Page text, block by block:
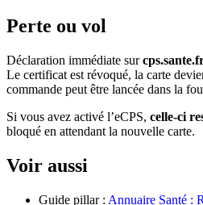
Perte ou vol
Déclaration immédiate sur
Le certificat est révoqué, la carte
commande peut être lancée dans la
Si vous avez activé l’eCPS, celle-ci
bloqué en attendant la nouvelle carte.
Voir aussi
Guide pillar : Annuaire Santé :